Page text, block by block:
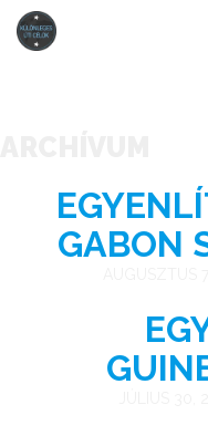
GABON